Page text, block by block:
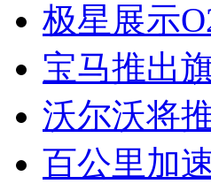
极星展示
宝马推出
沃尔沃将
百公里加